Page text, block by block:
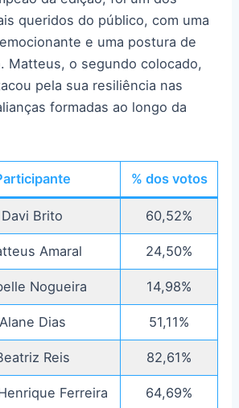
queridos do público, com uma
e uma postura de
Matteus, o segundo colocado,
pela sua resiliência nas
formadas ao longo da
% dos votos
Davi Brito 60,52%
Amaral 24,50%
Nogueira 14,98%
Alane Dias 51,11%
Reis 82,61%
Ferreira 64,69%